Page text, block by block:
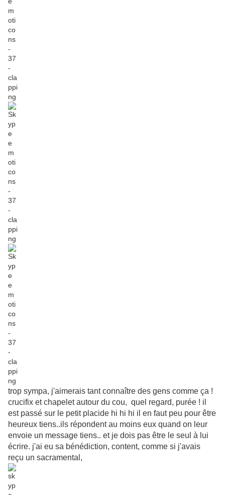
trop sympa, j'aimerais tant connaître des gens comme ça !
crucifix et chapelet autour du cou, quel regard, purée ! il
est passé sur le petit placide hi hi hi il en faut peu pour être
heureux tiens..ils répondent au moins eux quand on leur
envoie un message tiens.. et je dois pas être le seul à lui
écrire. j'ai eu sa bénédiction, content, comme si j'avais
reçu un sacramental,